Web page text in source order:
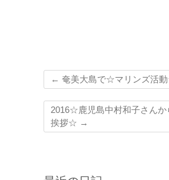
← 奄美大島で☆マリンズ活
2016☆鹿児島中村和子さんか
挨拶☆ →